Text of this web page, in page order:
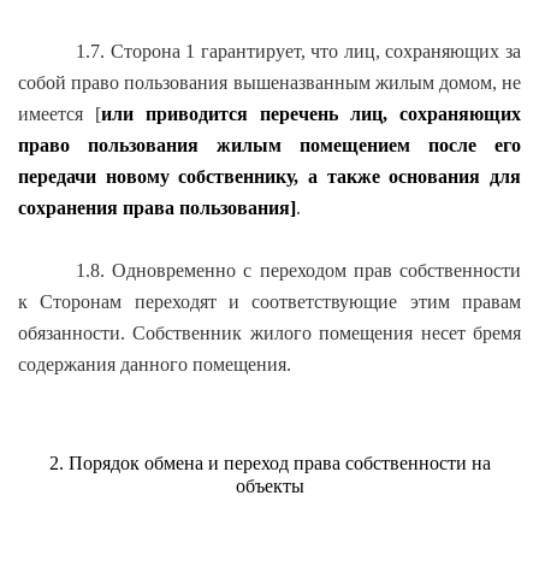
1.7. Сторона 1 гарантирует, что лиц, сохраняющих за
собой право пользования вышеназванным жилым домом, не
имеется [или приводится перечень лиц, сохраняющих
право пользования жилым помещением после его
передачи новому собственнику, а также основания для
сохранения права пользования].
1.8. Одновременно с переходом прав собственности
к Сторонам переходят и соответствующие этим правам
обязанности. Собственник жилого помещения несет бремя
содержания данного помещения.
2. Порядок обмена и переход права собственности на
объекты